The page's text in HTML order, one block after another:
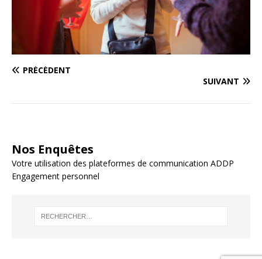
PRÉCÉDENT
SUIVANT
Nos Enquêtes
Votre utilisation des plateformes de communication ADDP
Engagement personnel